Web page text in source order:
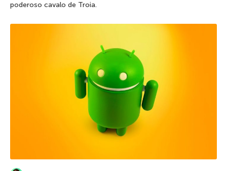
poderoso cavalo de Troia.